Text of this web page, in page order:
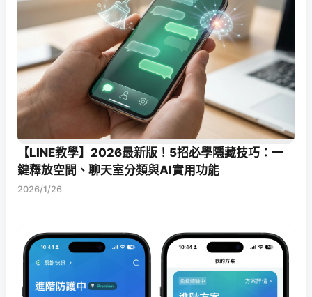
【LINE教學】2026最新版！5招必學隱藏技巧：一
鍵釋放空間、聊天室分類與AI實用功能
2026/1/26